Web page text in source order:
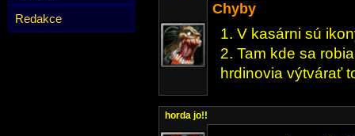
Redakce
Chyby
1. V kasárni sú
2. Tam kde sa
hrdinovia výtvárať
horda jo!!